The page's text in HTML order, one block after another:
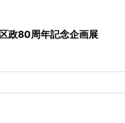
政80周年記念企画展